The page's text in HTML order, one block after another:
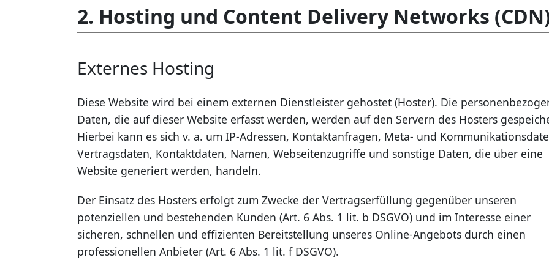
2. Hosting und Content Delivery Networks
Externes Hosting
Diese Website wird bei einem externen Dienstleister gehostet (Hoster). Die
Daten, die auf dieser Website erfasst werden, werden auf den Servern des Hosters
Hierbei kann es sich v. a. um IP-Adressen, Kontaktanfragen, Meta- und
Vertragsdaten, Kontaktdaten, Namen, Webseitenzugriffe und sonstige Daten, die über eine
Website generiert werden, handeln.
Der Einsatz des Hosters erfolgt zum Zwecke der Vertragserfüllung gegenüber unseren
potenziellen und bestehenden Kunden (Art. 6 Abs. 1 lit. b DSGVO) und im Interesse einer
sicheren, schnellen und effizienten Bereitstellung unseres Online-Angebots durch einen
professionellen Anbieter (Art. 6 Abs. 1 lit. f DSGVO).